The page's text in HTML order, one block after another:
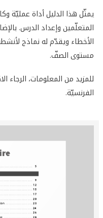
يمثّل هذا الدليل أداة عمليّة
المتعلّمين وإعداد الدرس.
الأخطاء ويقدّم له نماذج
مستوى الصفّ.
للمزيد من المعلومات، الرجاء
الفرنسيّة.